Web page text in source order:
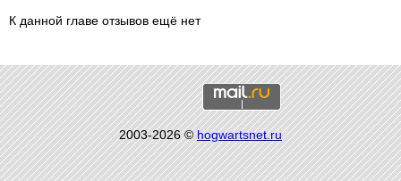
К данной главе отзывов ещё нет
2003-2026 ©hogwartsnet.ru